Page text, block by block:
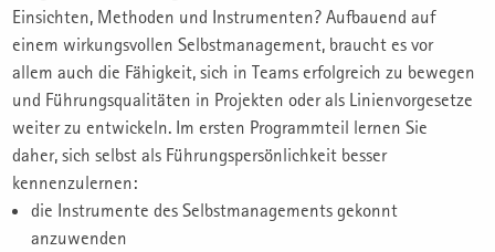
Einsichten, Methoden und Instrumenten? Aufbauend auf
einem wirkungsvollen Selbstmanagement, braucht es vor
allem auch die Fähigkeit, sich in Teams erfolgreich zu bewegen
und Führungsqualitäten in Projekten oder als Linienvorgesetze
weiter zu entwickeln. Im ersten Programmteil lernen Sie
daher, sich selbst als Führungspersönlichkeit besser
kennenzulernen:
die Instrumente des Selbstmanagements gekonnt
anzuwenden